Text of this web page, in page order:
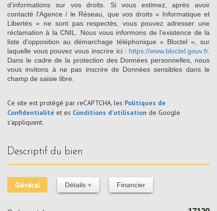
d’informations sur vos droits. Si vous estimez, après avoir
contacté l'Agence / le Réseau, que vos droits « Informatique et
Libertés » ne sont pas respectés, vous pouvez adresser une
réclamation à la CNIL. Nous vous informons de l’existence de la
liste d'opposition au démarchage téléphonique « Bloctel », sur
laquelle vous pouvez vous inscrire ici : https://www.bloctel.gouv.fr.
Dans le cadre de la protection des Données personnelles, nous
vous invitons à ne pas inscrire de Données sensibles dans le
champ de saisie libre.
Ce site est protégé par reCAPTCHA, les Politiques de
Confidentialité et es Conditions d'utilisation de Google
s'appliquent.
descriptif du bien
Général Détails + Financier